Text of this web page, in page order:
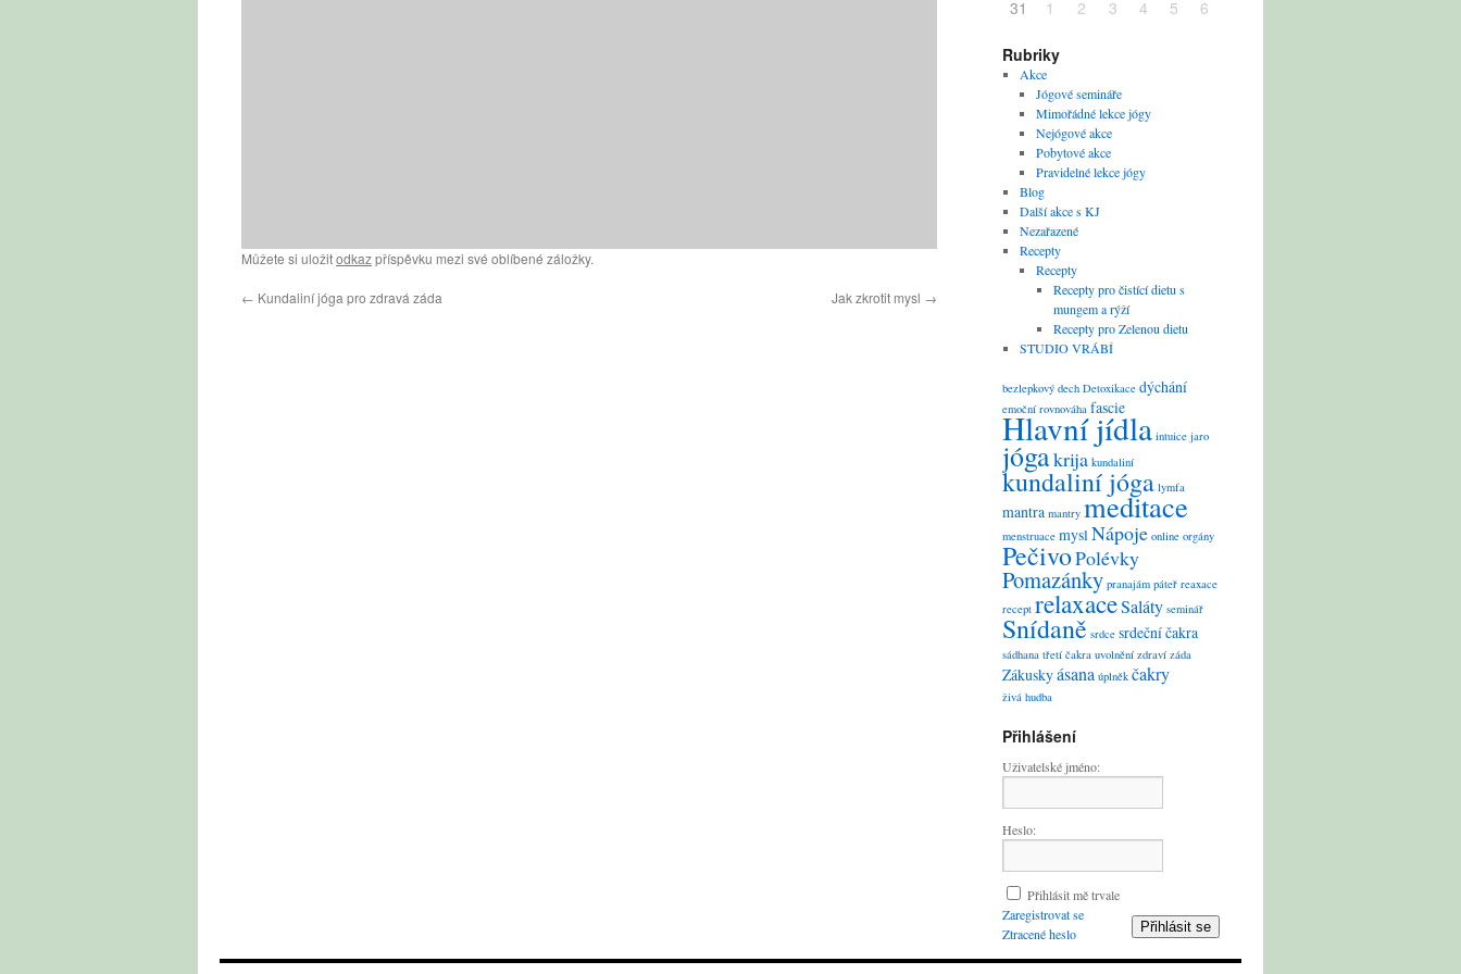
Můžete si uložitodkazpříspěvku mezi své oblíbené záložky.
← Kundaliní jóga pro zdravá záda Jak zkrotit mysl →
31 1 2 3 4 5 6
Rubriky
Akce
Jógové semináře
Mimořádné lekce jógy
Nejógové akce
Pobytové akce
Pravidelné lekce jógy
Blog
Další akce s KJ
Nezařazené
Recepty
Recepty
Recepty pro čistící dietu s
mungem a rýží
Recepty pro Zelenou dietu
STUDIO VRÁBÍ
bezlepkový dech Detoxikace dýchání
emoční rovnováha fascie
Hlavní jídla intuice jaro
jógakrija kundaliní
kundaliní jóga lymfa
mantra mantry meditace
menstruace myslNápoje online orgány
PečivoPolévky
Pomazánky pranajám páteř reaxace
recept relaxaceSaláty seminář
Snídaně srdce srdeční čakra
sádhana třetí čakra uvolnění zdraví záda
Zákuskyásana úplněk čakry
živá hudba
Přihlášení
Uživatelské jméno:
Heslo:
Přihlásit mě trvale
Přihlásit se
Zaregistrovat se
Ztracené heslo